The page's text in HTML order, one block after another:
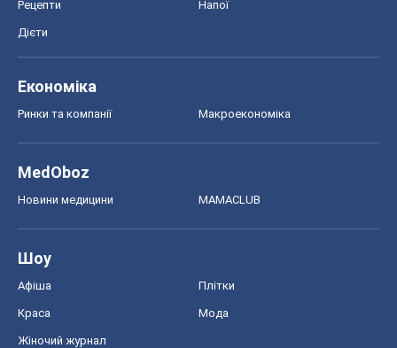
Рецепти Напої
Дієти
Економіка
Ринки та компанії Макроекономіка
MedOboz
Новини медицини MAMACLUB
Шоу
Афіша Плітки
Краса Мода
Жіночий журнал